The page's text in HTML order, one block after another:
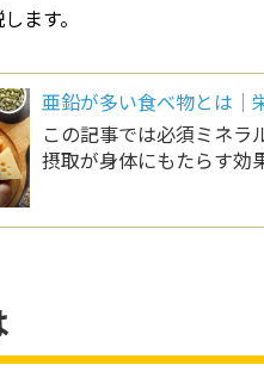
ます。
亜鉛が多い食べ物とは｜
この記事では必須ミネラ
摂取が身体にもたらす効